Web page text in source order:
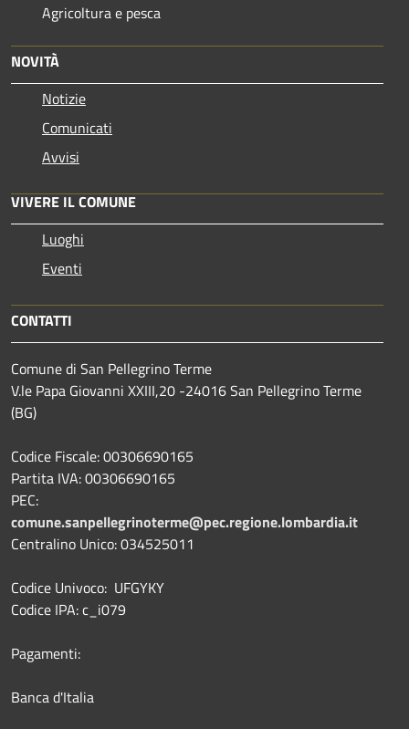
Agricoltura e pesca
NOVITÀ
Notizie
Comunicati
Avvisi
VIVERE IL COMUNE
Luoghi
Eventi
CONTATTI
Comune di San Pellegrino Terme
V.le Papa Giovanni XXIII,20 -24016 San Pellegrino Terme
(BG)
Codice Fiscale: 00306690165
Partita IVA: 00306690165
PEC:
comune.sanpellegrinoterme@pec.regione.lombardia.it
Centralino Unico: 034525011
Codice Univoco: UFGYKY
Codice IPA: c_i079
Pagamenti:
Banca d'Italia